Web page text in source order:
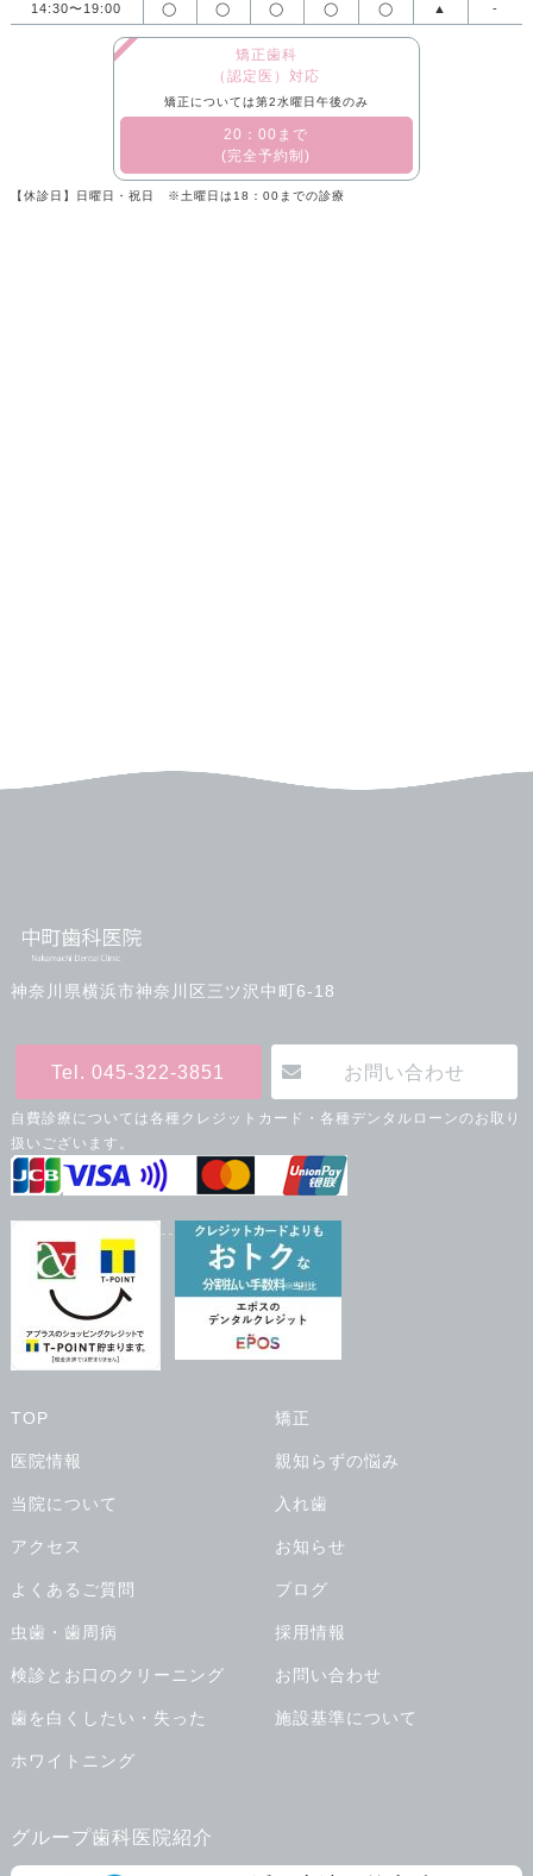
14:30〜19:00 ◯ ◯ ◯ ◯ ◯ ▲ -
矯正歯科
（認定医）対応
矯正については第2水曜日午後のみ
​20：00まで
(完全予約制)
【休診日】日曜日・祝日 ※土曜日は18：00までの診療
神奈川県横浜市神奈川区三ツ沢中町6-18
Tel. 045-322-3851 お問い合わせ
自費診療については各種クレジットカード・各種デンタルローンのお取り
扱いございます。
--
TOP
医院情報
当院について
アクセス
よくあるご質問
虫歯・歯周病
検診とお口のクリーニング
歯を白くしたい・失った
ホワイトニング
矯正
親知らずの悩み
入れ歯
お知らせ
ブログ
採用情報
お問い合わせ
施設基準について
グループ歯科医院紹介